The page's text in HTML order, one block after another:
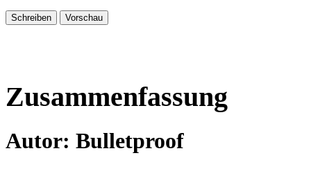
Zusammenfassung
Autor: Bulletproof